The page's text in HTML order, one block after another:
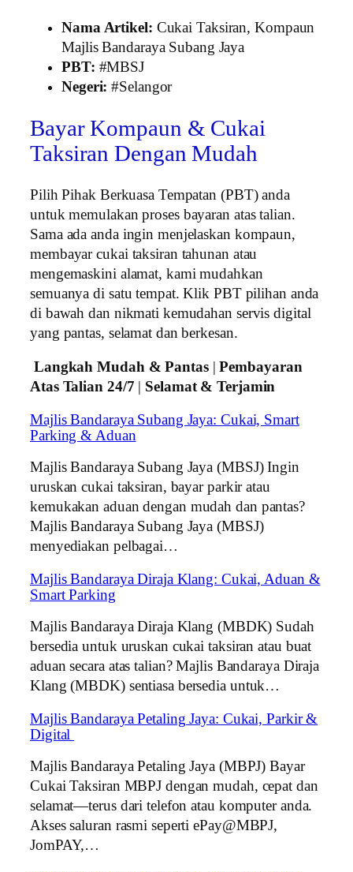
Nama Artikel: Cukai Taksiran, Kompaun
Majlis Bandaraya Subang Jaya
PBT: #MBSJ
Negeri: #Selangor
Bayar Kompaun & Cukai
Taksiran Dengan Mudah
Pilih Pihak Berkuasa Tempatan (PBT) anda
untuk memulakan proses bayaran atas talian.
Sama ada anda ingin menjelaskan kompaun,
membayar cukai taksiran tahunan atau
mengemaskini alamat, kami mudahkan
semuanya di satu tempat. Klik PBT pilihan anda
di bawah dan nikmati kemudahan servis digital
yang pantas, selamat dan berkesan.
Langkah Mudah & Pantas|Pembayaran
Atas Talian 24/7
Selamat & Terjamin
Majlis Bandaraya Subang Jaya: Cukai, Smart
Parking & Aduan
Majlis Bandaraya Subang Jaya (MBSJ) Ingin
uruskan cukai taksiran, bayar parkir atau
kemukakan aduan dengan mudah dan pantas?
Majlis Bandaraya Subang Jaya (MBSJ)
menyediakan pelbagai…
Majlis Bandaraya Diraja Klang: Cukai, Aduan &
Smart Parking
Majlis Bandaraya Diraja Klang (MBDK) Sudah
bersedia untuk uruskan cukai taksiran atau buat
aduan secara atas talian? Majlis Bandaraya Diraja
Klang (MBDK) sentiasa bersedia untuk…
Majlis Bandaraya Petaling Jaya: Cukai, Parkir &
Digital
Majlis Bandaraya Petaling Jaya (MBPJ) Bayar
Cukai Taksiran MBPJ dengan mudah, cepat dan
selamat—terus dari telefon atau komputer anda.
Akses saluran rasmi seperti ePay@MBPJ,
JomPAY,…